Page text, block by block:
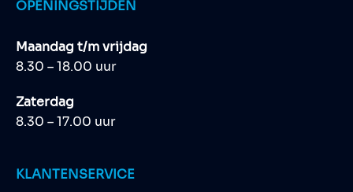
OPENINGSTIJDEN
Maandag t/m vrijdag
8.30 – 18.00 uur
Zaterdag
8.30 – 17.00 uur
KLANTENSERVICE